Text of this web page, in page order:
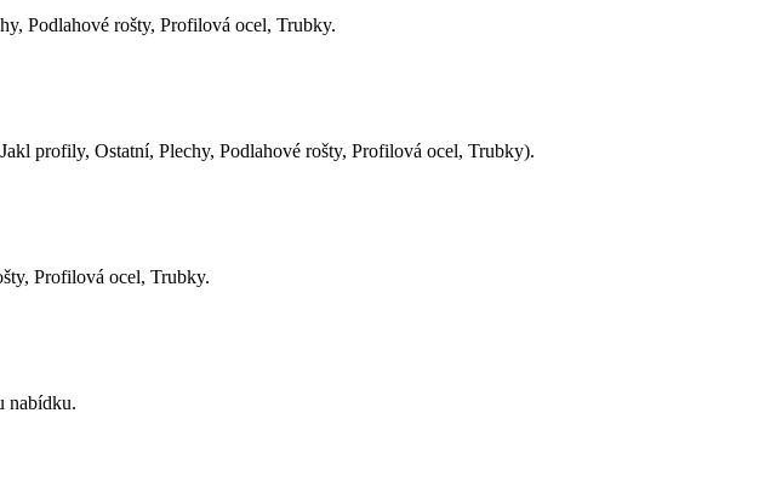
Podlahové rošty, Profilová ocel, Trubky.
profily, Ostatní, Plechy, Podlahové rošty, Profilová ocel, Trubky).
Profilová ocel, Trubky.
nabídku.